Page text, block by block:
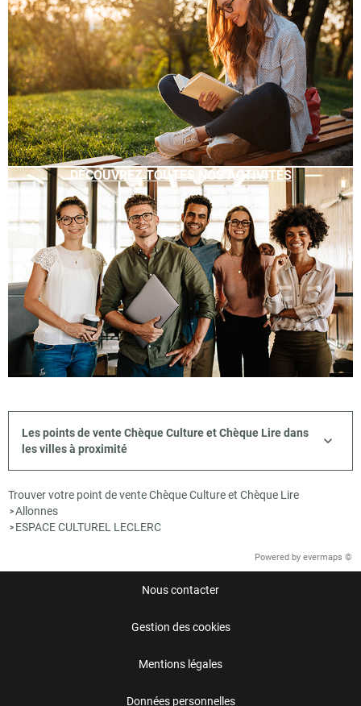
DÉCOUVREZ TOUTES NOS ACTIVITÉS
Les points de vente Chèque Culture et Chèque Lire dans
les villes à proximité
Trouver votre point de vente Chèque Culture et Chèque Lire
>Allonnes
> ESPACE CULTUREL LECLERC
Powered by evermaps ©
Nous contacter
Gestion des cookies
Mentions légales
Données personnelles